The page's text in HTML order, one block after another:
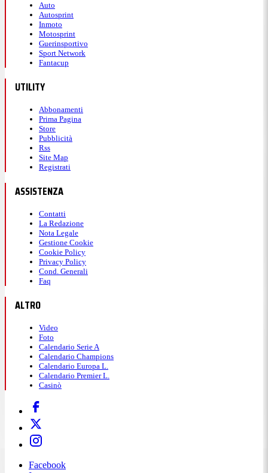
Auto
Autosprint
Inmoto
Motosprint
Guerinsportivo
Sport Network
Fantacup
UTILITY
Abbonamenti
Prima Pagina
Store
Pubblicità
Rss
Site Map
Registrati
ASSISTENZA
Contatti
La Redazione
Nota Legale
Gestione Cookie
Cookie Policy
Privacy Policy
Cond. Generali
Faq
ALTRO
Video
Foto
Calendario Serie A
Calendario Champions
Calendario Europa L.
Calendario Premier L.
Casinò
Facebook